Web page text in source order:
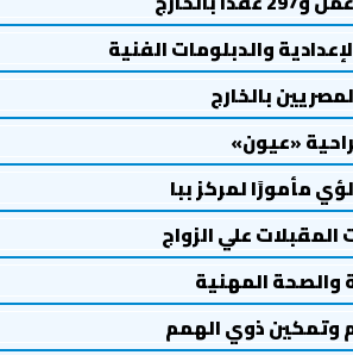
والدبلومات الفنية
بالخارج
مأمورًا لمركز ببا
علي الزواج
المهنية
وتمكين ذوي الهمم